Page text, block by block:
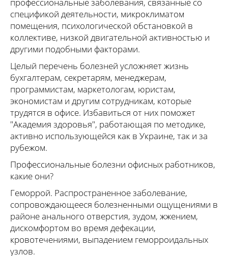
спецификой деятельности, микроклиматом
помещения, психологической обстановкой в
коллективе, низкой двигательной активностью и
другими подобными факторами.
Целый перечень болезней усложняет жизнь
бухгалтерам, секретарям, менеджерам,
программистам, маркетологам, юристам,
экономистам и другим сотрудникам, которые
трудятся в офисе. Избавиться от них поможет
"Академия здоровья", работающая по методике,
активно использующейся как в Украине, так и за
рубежом.
Профессиональные болезни офисных работников,
какие они?
Геморрой. Распространенное заболевание,
сопровождающееся болезненными ощущениями в
районе анального отверстия, зудом, жжением,
дискомфортом во время дефекации,
кровотечениями, выпадением геморроидальных
узлов.